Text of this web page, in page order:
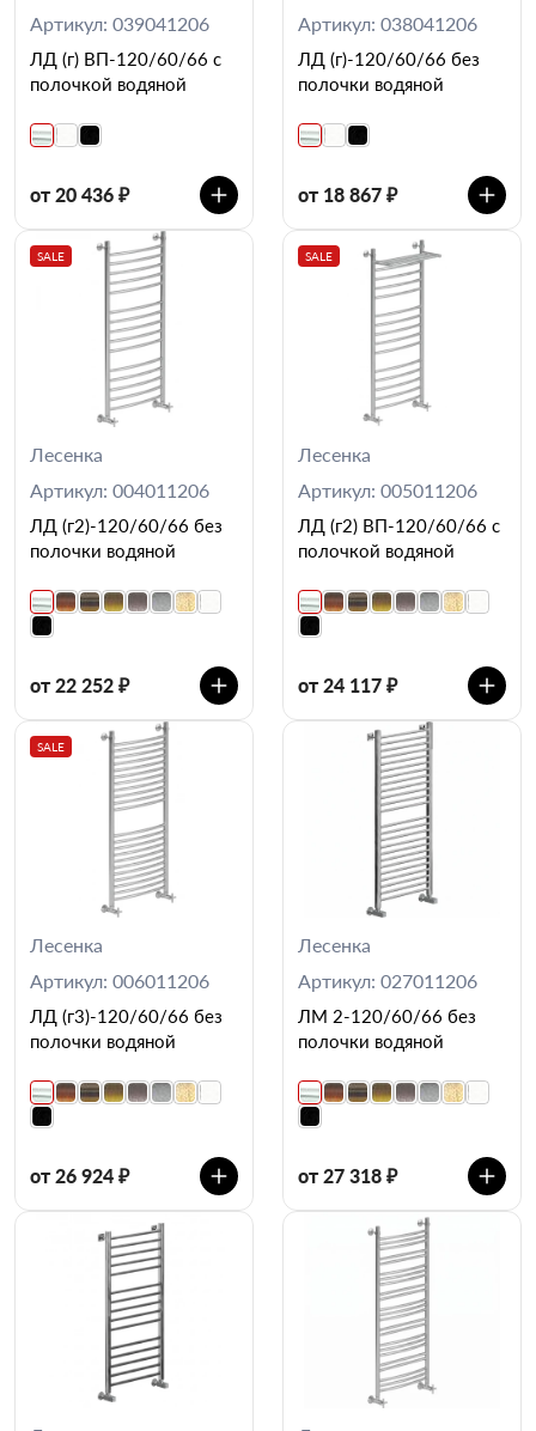
Артикул: 039041206
ЛД (г) ВП-120/60/66 с
полочкой водяной
от 20 436 ₽
Артикул: 038041206
ЛД (г)-120/60/66 без
полочки водяной
от 18 867 ₽
SALE
Лесенка
Артикул: 004011206
ЛД (г2)-120/60/66 без
полочки водяной
от 22 252 ₽
SALE
Лесенка
Артикул: 005011206
ЛД (г2) ВП-120/60/66 с
полочкой водяной
от 24 117 ₽
SALE
Лесенка
Артикул: 006011206
ЛД (г3)-120/60/66 без
полочки водяной
от 26 924 ₽
Лесенка
Артикул: 027011206
ЛМ 2-120/60/66 без
полочки водяной
от 27 318 ₽